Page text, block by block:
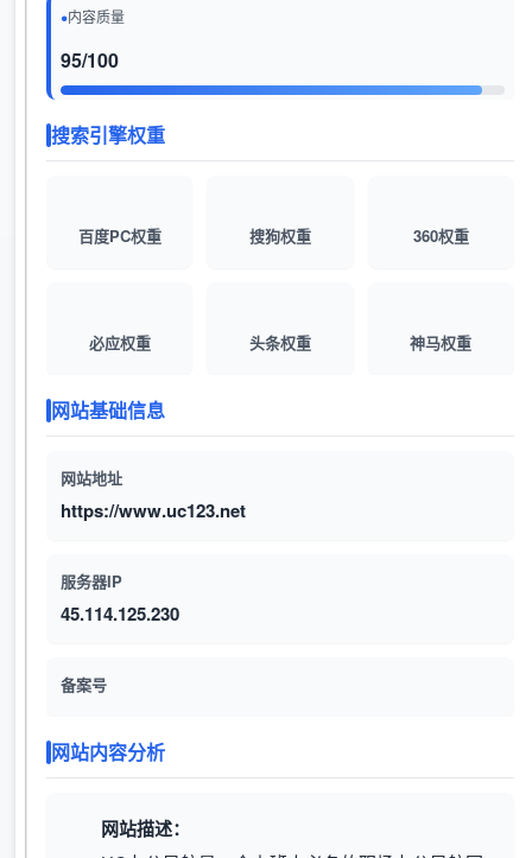
内容质量
95/100
搜索引擎权重
百度PC权重 搜狗权重 360权重
必应权重 头条权重 神马权重
网站基础信息
网站地址
https://www.uc123.net
服务器IP
45.114.125.230
备案号
网站内容分析
网站描述：